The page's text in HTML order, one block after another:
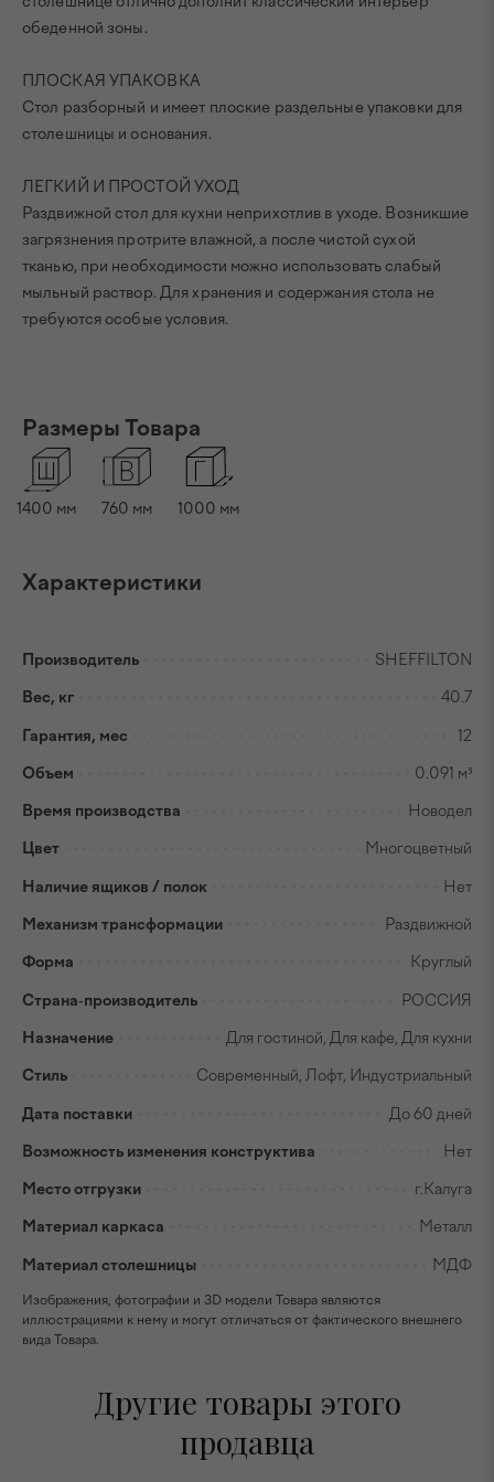
обеденной зоны.
ПЛОСКАЯ УПАКОВКА
Стол разборный и имеет плоские раздельные упаковки для
столешницы и основания.
ЛЕГКИЙ И ПРОСТОЙ УХОД
Раздвижной стол для кухни неприхотлив в уходе. Возникшие
загрязнения протрите влажной, а после чистой сухой
тканью, при необходимости можно использовать слабый
мыльный раствор. Для хранения и содержания стола не
требуются особые условия.
Размеры Товара
1400 мм 760 мм 1000 мм
Характеристики
Производитель SHEFFILTON
Вес, кг 40.7
Гарантия, мес 12
Объем 0.091 м³
Время производства Новодел
Цвет Многоцветный
Наличие ящиков / полок Нет
Механизм трансформации Раздвижной
Форма Круглый
Страна-производитель РОССИЯ
Назначение Для гостиной, Для кафе, Для кухни
Стиль Современный, Лофт, Индустриальный
Дата поставки До 60 дней
Возможность изменения конструктива Нет
Место отгрузки г.Калуга
Материал каркаса Металл
Материал столешницы МДФ
Изображения, фотографии и 3D модели Товара являются
иллюстрациями к нему и могут отличаться от фактического внешнего
вида Товара.
Другие товары этого
продавца